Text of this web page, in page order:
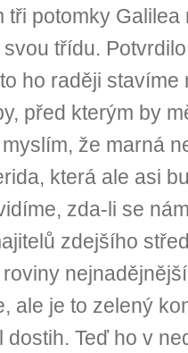
tři potomky
třídu.
ho raději stavíme
před kterým by
že marná
která ale asi
zda-li se
zdejšího
ale je to zelený
dostih. Teď ho v